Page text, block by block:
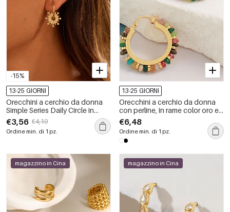
-15%
13-25 GIORNI
Orecchini a cerchio da donna
Simple Series Daily Circle in
acciaio inossidabile
impermeabile color oro
€3,56 €4,19
Ordine min. di 1 pz.
13-25 GIORNI
Orecchini a cerchio da donna
con perline, in rame color oro e
pietra naturale.
€6,48
Ordine min. di 1 pz.
magazzino in Cina magazzino in Cina